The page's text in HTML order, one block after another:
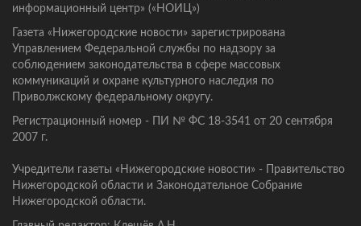
информационный центр» («НОИЦ»)
Газета «Нижегородские новости» зарегистрирована
Управлением Федеральной службы по надзору за
соблюдением законодательства в сфере массовых
коммуникаций и охране культурного наследия по
Приволжскому федеральному округу.
Регистрационный номер - ПИ № ФС 18-3541 от 20 сентября
2007 г.
Учредители газеты «Нижегородские новости» - Правительство
Нижегородской области и Законодательное Собрание
Нижегородской области.